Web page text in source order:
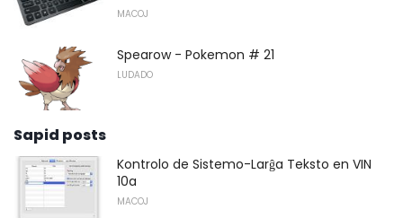
MACOJ
Spearow - Pokemon # 21
LUDADO
Sapid posts
Kontrolo de Sistemo-Larĝa Teksto en VIN
10a
MACOJ